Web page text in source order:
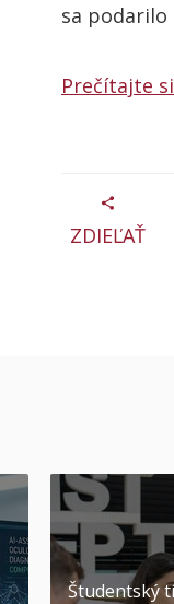
sa podarilo
Prečítajte
ZDIEĽAŤ
Študentský